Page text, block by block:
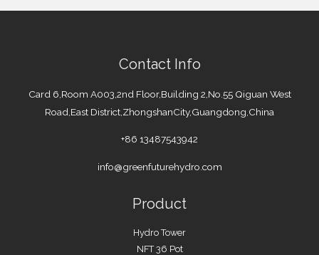
Contact Info
Card 6,Room A003,2nd Floor,Building 2,No.55 Qiguan West
Road,East District,ZhongshanCity,Guangdong,China
+86 13487543942
info@greenfuturehydro.com
Product
Hydro Tower
NFT 36 Pot